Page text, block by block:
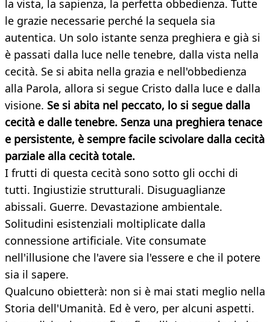
la vista, la sapienza, la perfetta obbedienza. Tutte
le grazie necessarie perché la sequela sia
autentica. Un solo istante senza preghiera e già si
è passati dalla luce nelle tenebre, dalla vista nella
cecità. Se si abita nella grazia e nell'obbedienza
alla Parola, allora si segue Cristo dalla luce e dalla
visione. Se si abita nel peccato, lo si segue dalla
cecità e dalle tenebre. Senza una preghiera tenace
e persistente, è sempre facile scivolare dalla cecità
parziale alla cecità totale.
I frutti di questa cecità sono sotto gli occhi di
tutti. Ingiustizie strutturali. Disuguaglianze
abissali. Guerre. Devastazione ambientale.
Solitudini esistenziali moltiplicate dalla
connessione artificiale. Vite consumate
nell'illusione che l'avere sia l'essere e che il potere
sia il sapere.
Qualcuno obietterà: non si è mai stati meglio nella
Storia dell'Umanità. Ed è vero, per alcuni aspetti.